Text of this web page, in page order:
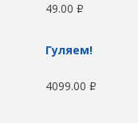
49.00 Р
Гуляем!
4099.00 Р